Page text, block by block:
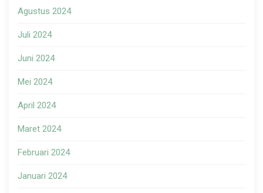
Agustus 2024
Juli 2024
Juni 2024
Mei 2024
April 2024
Maret 2024
Februari 2024
Januari 2024